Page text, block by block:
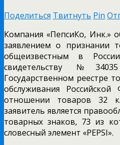
Поделиться Твитнуть Pin
Компания «ПепсиКо, Инк.»
заявлением о признании
общеизвестным в
свидетельству
Государственном реестре
обслуживания
отношении товаров 32
заявитель является
товарных знаков, 73 из
словесный элемент «PEPSI».